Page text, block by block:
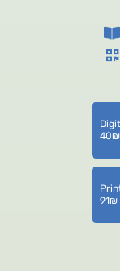
40₪
91₪